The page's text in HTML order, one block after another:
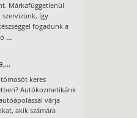
Márkafüggetlenül
így
fogadunk a
...
keres
Autókozmetikánk
várja
akik számára